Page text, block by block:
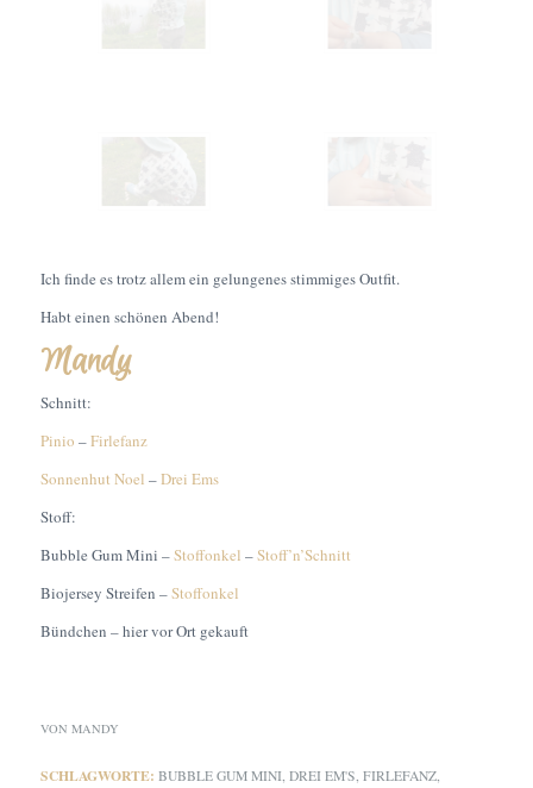
Ich finde es trotz allem ein gelungenes stimmiges Outfit.
Habt einen schönen Abend!
Mandy
Schnitt:
Pinio –Firlefanz
Sonnenhut Noel –Drei Ems
Stoff:
Bubble Gum Mini –Stoffonkel –Stoff’n’Schnitt
Biojersey Streifen –Stoffonkel
Bündchen – hier vor Ort gekauft
VON MANDY
SCHLAGWORTE: BUBBLE GUM MINI, DREI EM'S, FIRLEFANZ,